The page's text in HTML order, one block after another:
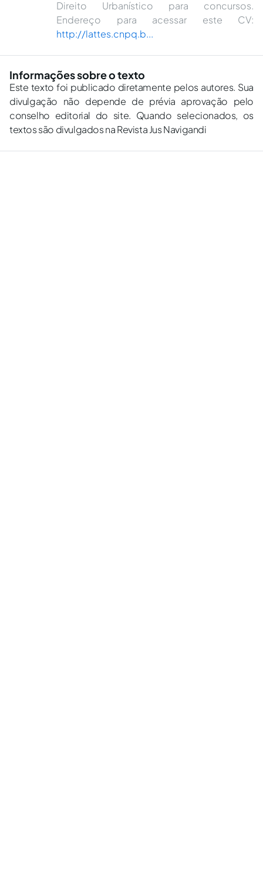
Direito Urbanístico para concursos.
Endereço para acessar este CV:
http://lattes.cnpq.b...
Informações sobre o texto
Este texto foi publicado diretamente pelos autores. Sua
divulgação não depende de prévia aprovação pelo
conselho editorial do site. Quando selecionados, os
textos são divulgados na Revista Jus Navigandi